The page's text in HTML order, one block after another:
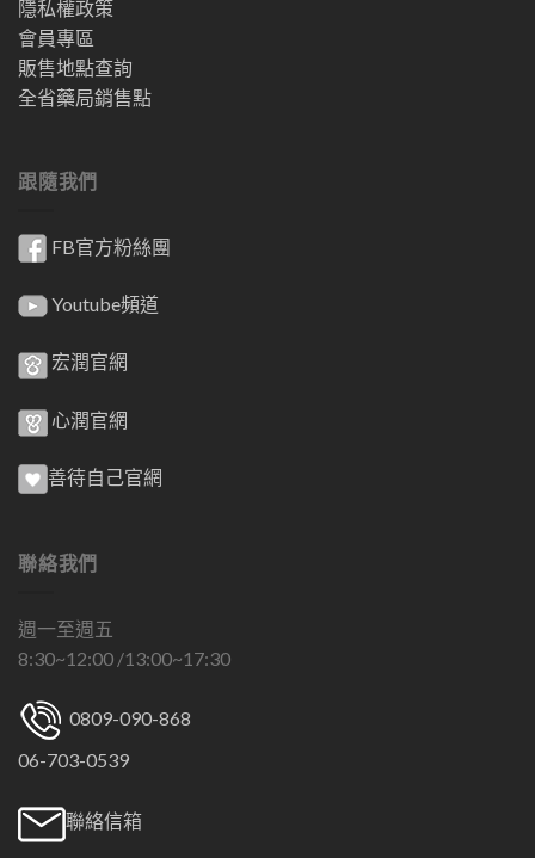
隱私權政策
會員專區
販售地點查詢
全省藥局銷售點
跟隨我們
FB官方粉絲團
Youtube頻道
宏潤官網
心潤官網
善待自己官網
聯絡我們
週一至週五
8:30~12:00 /13:00~17:30
0809-090-868
06-703-0539
聯絡信箱